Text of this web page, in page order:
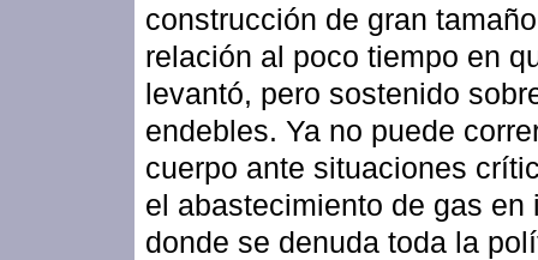
construcción de gran
relación al poco tiempo en
levantó, pero sostenido
endebles. Ya no puede
cuerpo ante situaciones
el abastecimiento de gas en
donde se denuda toda la